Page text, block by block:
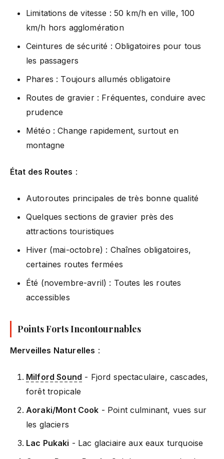
Limitations de vitesse : 50 km/h en ville, 100
km/h hors agglomération
Ceintures de sécurité : Obligatoires pour tous
les passagers
Phares : Toujours allumés obligatoire
Routes de gravier : Fréquentes, conduire avec
prudence
Météo : Change rapidement, surtout en
montagne
État des Routes :
Autoroutes principales de très bonne qualité
Quelques sections de gravier près des
attractions touristiques
Hiver (mai-octobre) : Chaînes obligatoires,
certaines routes fermées
Été (novembre-avril) : Toutes les routes
accessibles
Points Forts Incontournables
Merveilles Naturelles :
Milford Sound - Fjord spectaculaire, cascades,
forêt tropicale
Aoraki/Mont Cook - Point culminant, vues sur
les glaciers
Lac Pukaki - Lac glaciaire aux eaux turquoise